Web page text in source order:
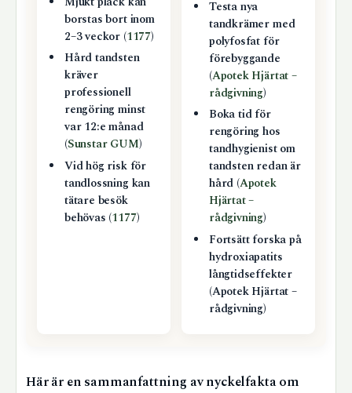
borstas bort inom
2–3 veckor (1177)
Hård tandsten
kräver
professionell
rengöring minst
var 12:e månad
(Sunstar GUM)
Vid hög risk för
tandlossning kan
tätare besök
behövas (1177)
Testa nya
tandkrämer med
polyfosfat för
förebyggande
(Apotek Hjärtat –
rådgivning)
Boka tid för
rengöring hos
tandhygienist om
tandsten redan är
hård (Apotek
Hjärtat –
rådgivning)
Fortsätt forska på
hydroxiapatits
långtidseffekter
(Apotek Hjärtat –
rådgivning)
Här är en sammanfattning av nyckelfakta om